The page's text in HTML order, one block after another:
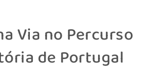
Via no Percurso
de Portugal